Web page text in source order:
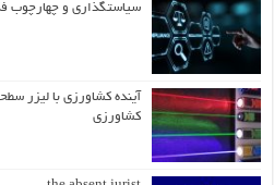
سیاستگذاری و چهارچوب
آینده کشاورزی با لیزر
کشاورزی